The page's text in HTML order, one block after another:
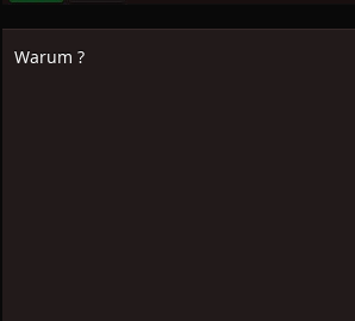
Warum ?